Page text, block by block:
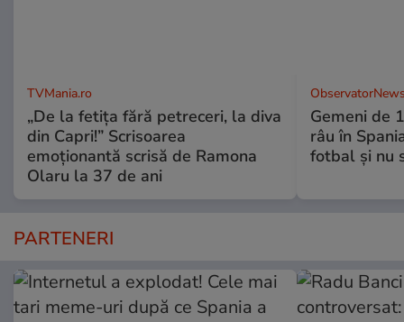
TVMania.ro
„De la fetița fără petreceri, la diva
din Capri!” Scrisoarea
emoționantă scrisă de Ramona
Olaru la 37 de ani
Gemeni de
râu în
fotbal şi nu
PARTENERI